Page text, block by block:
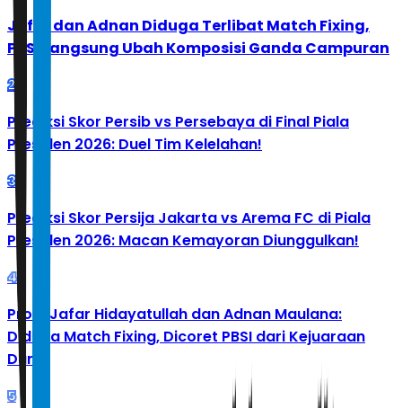
Jafar dan Adnan Diduga Terlibat Match Fixing,
PBSI Langsung Ubah Komposisi Ganda Campuran
2
Prediksi Skor Persib vs Persebaya di Final Piala
Presiden 2026: Duel Tim Kelelahan!
3
Prediksi Skor Persija Jakarta vs Arema FC di Piala
Presiden 2026: Macan Kemayoran Diunggulkan!
4
Profil Jafar Hidayatullah dan Adnan Maulana:
Diduga Match Fixing, Dicoret PBSI dari Kejuaraan
Dunia
5